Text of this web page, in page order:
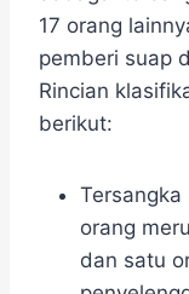
17 orang
pemberi suap
Rincian
berikut:
Tersangka
orang
dan satu